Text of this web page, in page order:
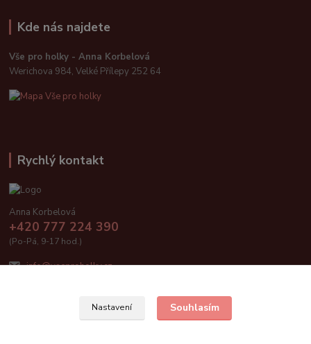
Kde nás najdete
Vše pro holky - Anna Korbelová
Werichova 984, Velké Přílepy 252 64
Rychlý kontakt
Anna Korbelová
+420 777 224 390
(Po-Pá, 9-17 hod.)
info@vseproholky.cz
Nastavení Souhlasím